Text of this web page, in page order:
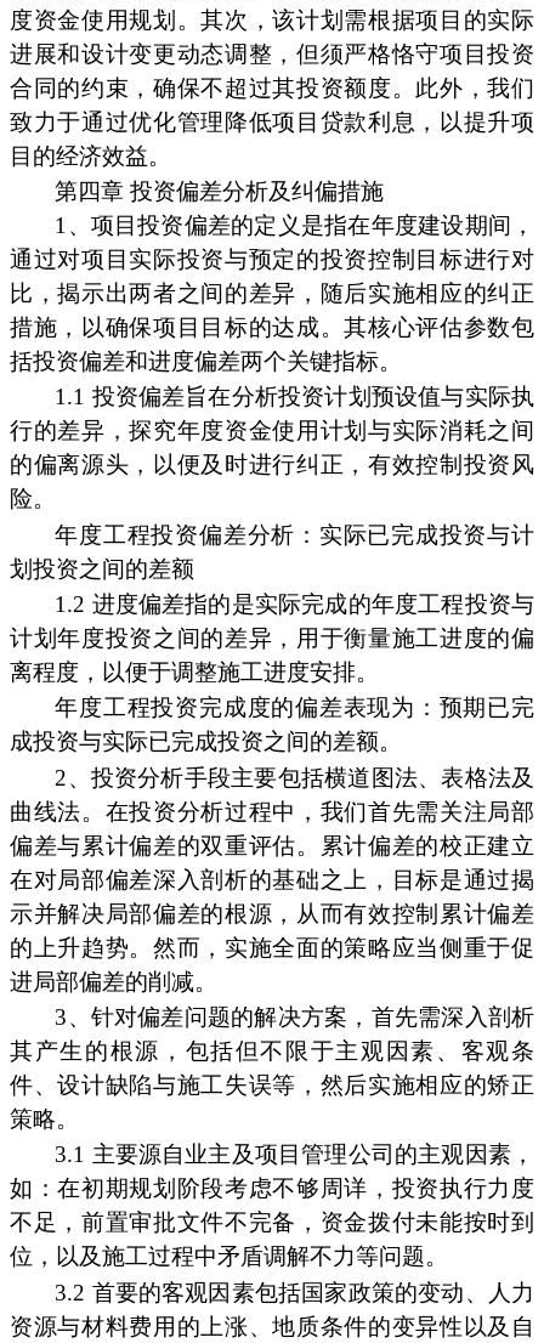
度资金使用规划。其次，该计划需根据项目的实际
进展和设计变更动态调整，但须严格恪守项目投资
合同的约束，确保不超过其投资额度。此外，我们
致力于通过优化管理降低项目贷款利息，以提升项
目的经济效益。
第四章 投资偏差分析及纠偏措施
1、项目投资偏差的定义是指在年度建设期间，
通过对项目实际投资与预定的投资控制目标进行对
比，揭示出两者之间的差异，随后实施相应的纠正
措施，以确保项目目标的达成。其核心评估参数包
括投资偏差和进度偏差两个关键指标。
1.1 投资偏差旨在分析投资计划预设值与实际执
行的差异，探究年度资金使用计划与实际消耗之间
的偏离源头，以便及时进行纠正，有效控制投资风
险。
年度工程投资偏差分析：实际已完成投资与计
划投资之间的差额
1.2 进度偏差指的是实际完成的年度工程投资与
计划年度投资之间的差异，用于衡量施工进度的偏
离程度，以便于调整施工进度安排。
年度工程投资完成度的偏差表现为：预期已完
成投资与实际已完成投资之间的差额。
2、投资分析手段主要包括横道图法、表格法及
曲线法。在投资分析过程中，我们首先需关注局部
偏差与累计偏差的双重评估。累计偏差的校正建立
在对局部偏差深入剖析的基础之上，目标是通过揭
示并解决局部偏差的根源，从而有效控制累计偏差
的上升趋势。然而，实施全面的策略应当侧重于促
进局部偏差的削减。
3、针对偏差问题的解决方案，首先需深入剖析
其产生的根源，包括但不限于主观因素、客观条
件、设计缺陷与施工失误等，然后实施相应的矫正
策略。
3.1 主要源自业主及项目管理公司的主观因素，
如：在初期规划阶段考虑不够周详，投资执行力度
不足，前置审批文件不完备，资金拨付未能按时到
位，以及施工过程中矛盾调解不力等问题。
3.2 首要的客观因素包括国家政策的变动、人力
资源与材料费用的上涨、地质条件的变异性以及自